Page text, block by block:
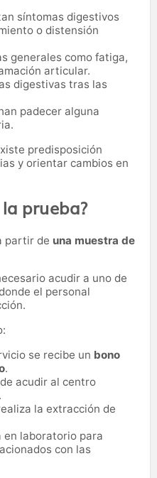
síntomas digestivos
o distensión
generales como fatiga,
articular.
digestivas tras las
padecer alguna
predisposición
y orientar cambios en
prueba?
partir de una muestra de
acudir a uno de
el personal
se recibe un bono
.
acudir al centro
la extracción de
en laboratorio para
con las